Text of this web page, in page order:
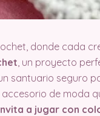
donde cada
, un proyecto
santuario seguro
de moda
a jugar con